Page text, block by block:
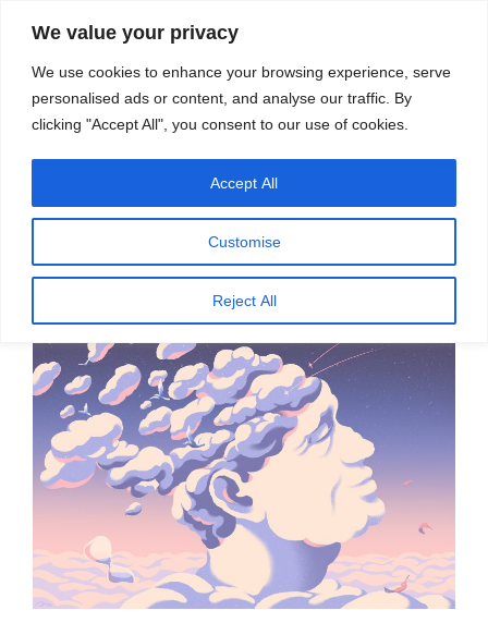
We value your privacy
We use cookies to enhance your browsing experience, serve
personalised ads or content, and analyse our traffic. By
clicking "Accept All", you consent to our use of cookies.
Customise
Reject All
Accept All
स्रोत
मेनू
जनवरी 31, 2024पर
प्रकाशित
गया
स्मृति ह्रास से कैसे निपटें – डॉ. डी. बालसुब्रमण्यन